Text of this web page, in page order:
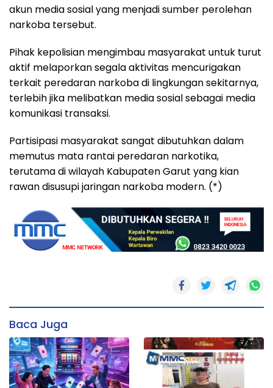
akun media sosial yang menjadi sumber perolehan
narkoba tersebut.
Pihak kepolisian mengimbau masyarakat untuk turut
aktif melaporkan segala aktivitas mencurigakan
terkait peredaran narkoba di lingkungan sekitarnya,
terlebih jika melibatkan media sosial sebagai media
komunikasi transaksi.
Partisipasi masyarakat sangat dibutuhkan dalam
memutus mata rantai peredaran narkotika,
terutama di wilayah Kabupaten Garut yang kian
rawan disusupi jaringan narkoba modern. (*)
Baca Juga